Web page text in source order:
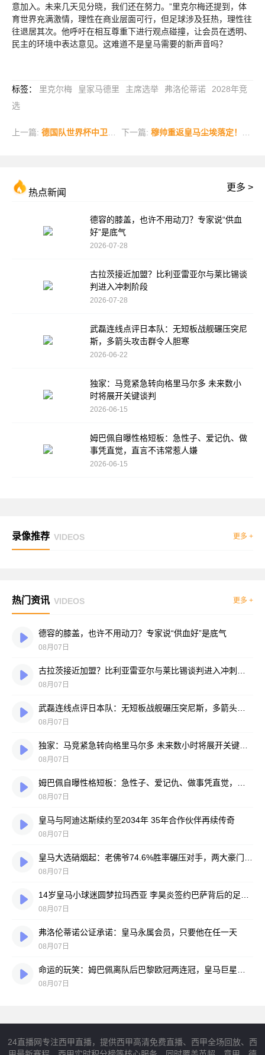
意加入。未来几天见分晓，我们还在努力。”里克尔梅还提到，体
育世界充满激情，理性在商业层面可行，但足球涉及狂热，理性往
往退居其次。他呼吁在相互尊重下进行观点碰撞，让会员在透明、
民主的环境中表达意见。这难道不是皇马需要的新声音吗？
标签： 里克尔梅 皇家马德里 主席选举 弗洛伦蒂诺
2028年竞
选
上一篇: 德国队世界杯中卫四人组敲定：塔、施洛特贝克、吕迪格和安东入选 下一篇: 穆帅重返皇马尘埃落定！夏窗阵容大洗牌，三大功勋挥手告别，姆巴佩去留悬念重重
热点新闻
更多 >
德容的膝盖，也许不用动刀？专家说“供血
好”是底气
2026-07-28
古拉茨接近加盟？比利亚雷亚尔与莱比锡谈
判进入冲刺阶段
2026-07-28
武磊连线点评日本队：无短板战舰碾压突尼
斯，多箭头攻击群令人胆寒
2026-06-22
独家：马竞紧急转向格里马尔多 未来数小
时将展开关键谈判
2026-06-15
姆巴佩自曝性格短板：急性子、爱记仇、做
事凭直觉，直言不讳常惹人嫌
2026-06-15
录像推荐 VIDEOS 更多 +
热门资讯 VIDEOS 更多 +
德容的膝盖，也许不用动刀？专家说“供血好”是底气
08月07日
08月07日
08月07日
08月07日
08月07日
皇马与阿迪达斯续约至2034年 35年合作伙伴再续传奇
08月07日
08月07日
08月07日
弗洛伦蒂诺公证承诺：皇马永属会员，只要他在任一天
08月07日
08月07日
24直播网专注西甲直播，提供西甲高清免费直播、西甲全场回放、西